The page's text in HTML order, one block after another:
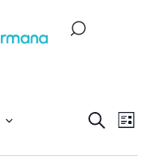
Search
List